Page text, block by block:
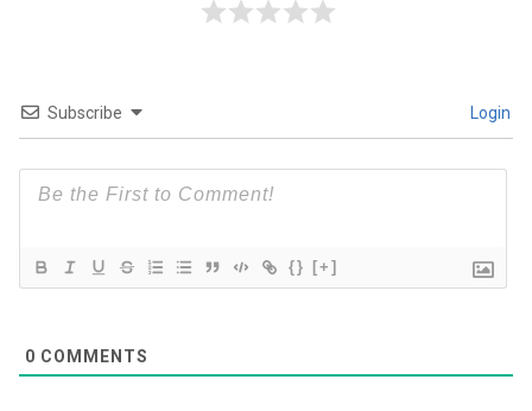
Subscribe Login
{} [+]
0 COMMENTS